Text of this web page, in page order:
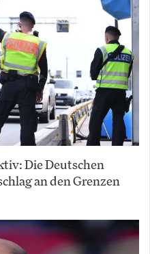
Die Deutschen
an den Grenzen